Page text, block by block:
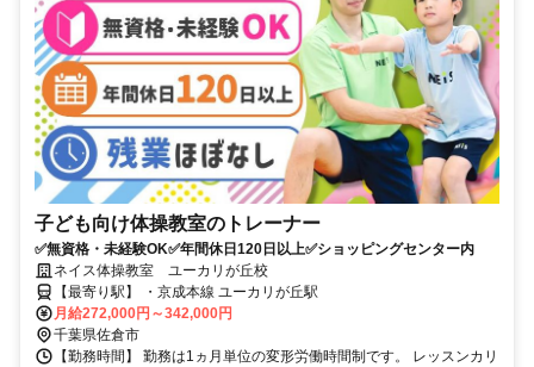
子ども向け体操教室のトレーナー
✅無資格・未経験OK✅年間休日120日以上✅ショッピングセンター内
ネイス体操教室 ユーカリが丘校
【最寄り駅】 ・京成本線 ユーカリが丘駅
月給272,000円～342,000円
千葉県佐倉市
【勤務時間】 勤務は1ヵ月単位の変形労働時間制です。 レッスンカリ